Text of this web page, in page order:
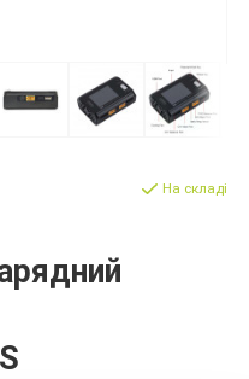
На складі